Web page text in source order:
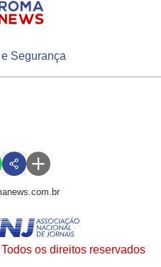
Segurança
os direitos reservados